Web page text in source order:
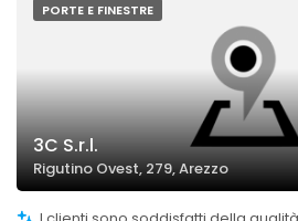
PORTE E FINESTRE
3C S.r.l.
Rigutino Ovest, 279, Arezzo